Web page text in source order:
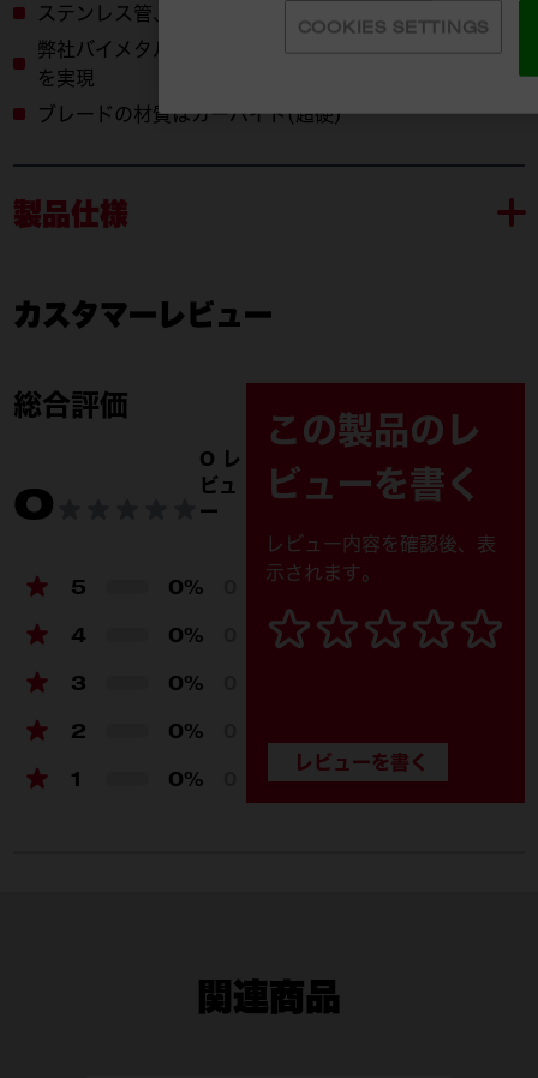
ステンレス管、鋳鉄管などに最適
弊社バイメタル製品と比較すると、最大約50倍の長寿命
を実現
ブレードの材質はカーバイド(超硬)
製品仕様
付属品
カスタマーレビュー
総合評価
0
0 レ
ビュ
ー
5 0%
4 0%
3 0%
2 0%
1 0%
この製品のレ
ビューを書く
レビュー内容を確認後、表
示されます。
関連商品
COOKIES SETTINGS